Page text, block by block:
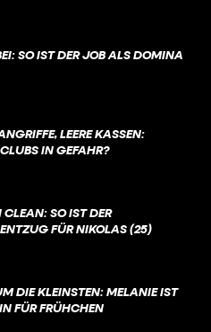
SO IST DER JOB ALS DOMINA
LEERE KASSEN:
IN GEFAHR?
SO IST DER
FÜR NIKOLAS (25)
DIE KLEINSTEN: MELANIE IST
FÜR FRÜHCHEN